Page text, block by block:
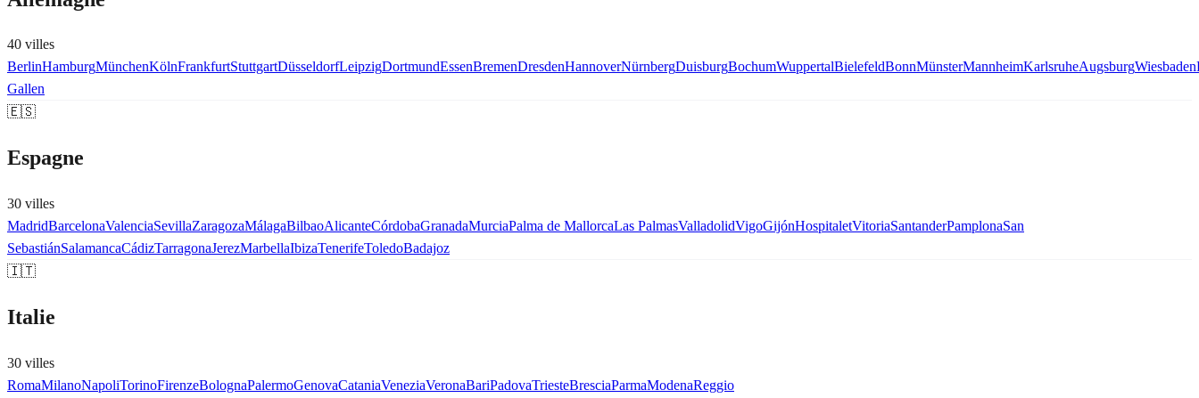
40 villes
BerlinHamburgMünchenKölnFrankfurtStuttgartDüsseldorfLeipzigDortmundEssenBremenDresdenHannoverNürnbergDuisburgBochumWuppertalBielefeldBonnMünsterMannheimKarlsruheAugsburgWiesbaden
Gallen
🇪🇸
Espagne
30 villes
MadridBarcelonaValenciaSevillaZaragozaMálagaBilbaoAlicanteCórdobaGranadaMurciaPalma de MallorcaLas PalmasValladolidVigoGijónHospitaletVitoriaSantanderPamplonaSan
SebastiánSalamancaCádizTarragonaJerezMarbellaIbizaTenerifeToledoBadajoz
🇮🇹
Italie
30 villes
RomaMilanoNapoliTorinoFirenzeBolognaPalermoGenovaCataniaVeneziaVeronaBariPadovaTriesteBresciaParmaModenaReggio